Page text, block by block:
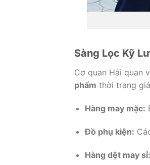
Sàng Lọc Kỹ
Cơ quan Hải quan
phẩm thời trang
Hàng may mặc:
Đồ phụ kiện:
Hàng dệt may sỉ: